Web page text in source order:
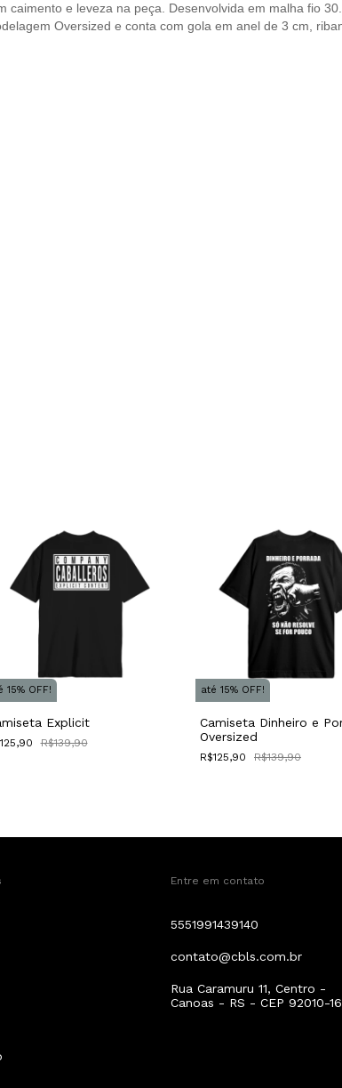
e leveza na peça. Desenvolvida em malha fio
Oversized e conta com gola em anel de 3 cm,
15% OFF!
Explicit
R$139,90
até 15% OFF!
Camiseta Dinheiro e
Oversized
R$125,90 R$139,90
Entre em contato
5551991439140
contato@cbls.com.br
Rua Caramuru 11, Centro -
Canoas - RS - CEP 92010-